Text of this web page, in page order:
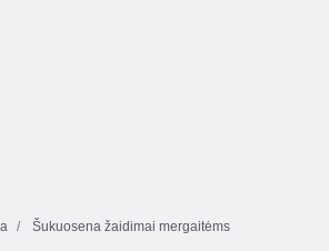
Šukuosena žaidimai mergaitėms